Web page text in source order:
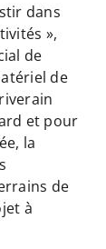
dans
»,
de
de
et pour
la
de
à